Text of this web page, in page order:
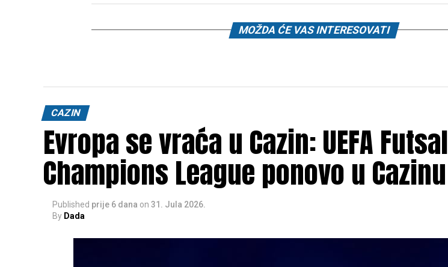
MOŽDA ĆE VAS INTERESOVATI
CAZIN
Evropa se vraća u Cazin: UEFA Futsal
Champions League ponovo u Cazinu
Published prije 6 dana on 31. Jula 2026.
By Dada